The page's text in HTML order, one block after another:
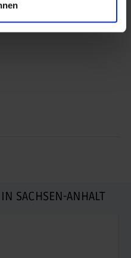
SACHSEN-ANHALT